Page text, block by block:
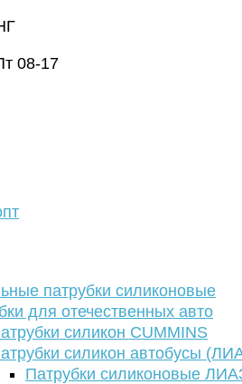
08-17
патрубки силиконовые
для отечественных авто
силикон CUMMINS
силикон автобусы
Патрубки силиконовые